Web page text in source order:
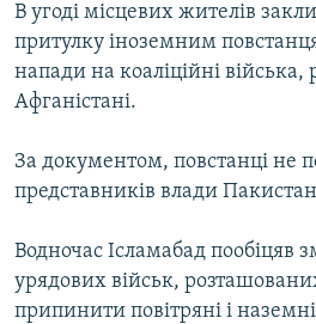
ФОТО
СПЕЦПРОЄКТИ
ПОДКАСТИ
КРИМ РЕАЛІЇ
РУС
УКР
КТАТ
В угоді місцевих жителів
притулку іноземним
напади на коаліційні війська,
Афганістані.
За документом, повстанці не
представників влади
Водночас Ісламабад пообіцяв
урядових військ,
припинити повітряні і наземні